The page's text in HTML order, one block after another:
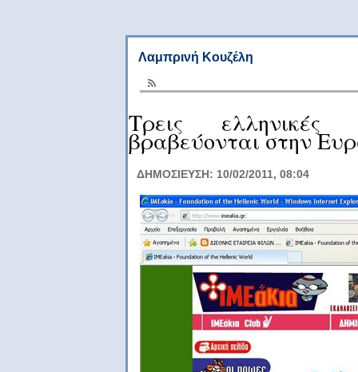
Λαμπρινή Κουζέλη
Τρεις ελληνικές
βραβεύονται στην
ΔΗΜΟΣΙΕΥΣΗ: 10/02/2011, 08:04